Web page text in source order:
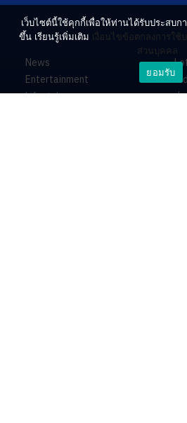
News
Entertainment
Lifestyle
ร่
เว็บไซต์นี้ใช้คุกกี้เพื่อให้ท่านได้รับประสบก
ขึ้น เรียนรู้เพิ่มเติม เงื่อนไขข้อตกลงการใช้
ส่วนบุคคล
ยอมรับ